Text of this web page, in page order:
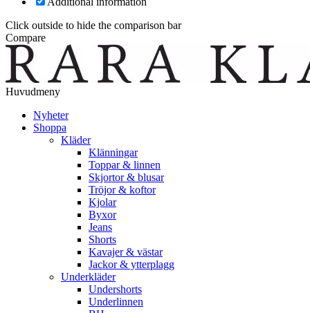
Click outside to hide the comparison bar
Compare
Huvudmeny
Nyheter
Shoppa
Kläder
Klänningar
Toppar & linnen
Skjortor & blusar
Tröjor & koftor
Kjolar
Byxor
Jeans
Shorts
Kavajer & västar
Jackor & ytterplagg
Underkläder
Undershorts
Underlinnen